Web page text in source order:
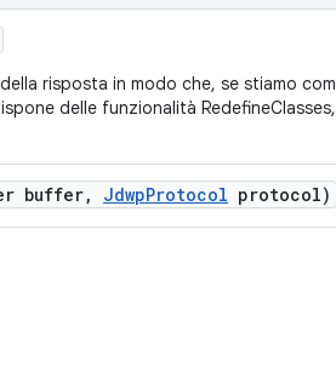
risposta in modo che, se stiamo
delle funzionalità
buffer, JdwpProtocol protocol)